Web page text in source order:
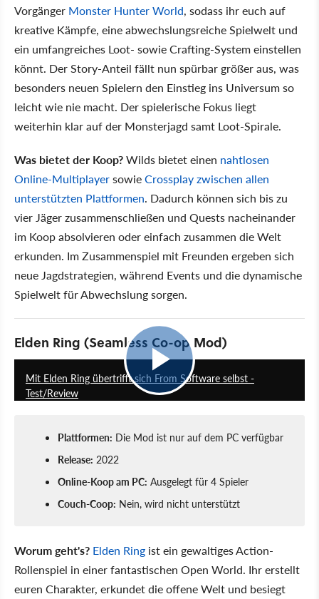
Vorgänger Monster Hunter World, sodass ihr euch auf
kreative Kämpfe, eine abwechslungsreiche Spielwelt und
ein umfangreiches Loot- sowie Crafting-System einstellen
könnt. Der Story-Anteil fällt nun spürbar größer aus, was
besonders neuen Spielern den Einstieg ins Universum so
leicht wie nie macht. Der spielerische Fokus liegt
weiterhin klar auf der Monsterjagd samt Loot-Spirale.
Was bietet der Koop?Wilds bietet einen nahtlosen
Online-MultiplayersowieCrossplay zwischen allen
unterstützten Plattformen. Dadurch können sich bis zu
vier Jäger zusammenschließen und Quests nacheinander
im Koop absolvieren oder einfach zusammen die Welt
erkunden. Im Zusammenspiel mit Freunden ergeben sich
neue Jagdstrategien, während Events und die dynamische
Spielwelt für Abwechslung sorgen.
Elden Ring (Seamless Co-op Mod)
Mit Elden Ring übertrifft sich From Software selbst -
Test/Review
Plattformen: Die Mod ist nur auf dem PC verfügbar
Release: 2022
Online-Koop am PC: Ausgelegt für 4 Spieler
Couch-Coop: Nein, wird nicht unterstützt
Worum geht's? Elden Ring ist ein gewaltiges Action-
Rollenspiel in einer fantastischen Open World. Ihr erstellt
euren Charakter, erkundet die offene Welt und besiegt